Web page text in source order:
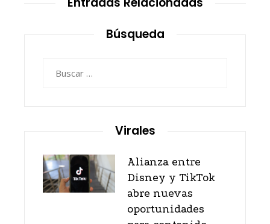
Búsqueda
Virales
Alianza entre
Disney y TikTok
abre nuevas
oportunidades